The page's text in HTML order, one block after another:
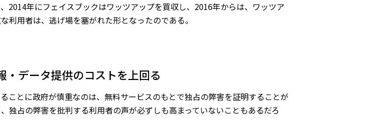
2014年にフェイスブックはワッツアップを買収し、2016年からは、ワッツア
利用者は、逃げ場を塞がれた形となったのである。
データ提供のコストを上回る
ことに政府が慎重なのは、無料サービスのもとで独占の弊害を証明することが
独占の弊害を批判する利用者の声が必ずしも高まっていないこともあるだろ